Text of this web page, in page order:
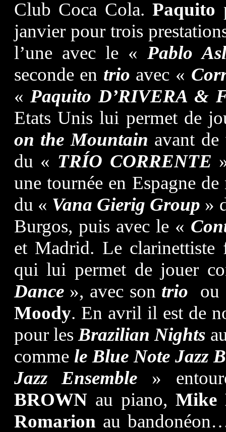
Club Coca Cola.Paquito
janvier pour trois
l’une avec le « Pablo
seconde en trio avec «
«Paquito D’RIVERA &
Etats Unis lui permet de
on the Mountain avant
du « TRÍO CORRENTE
une tournée en Espagne
du « Vana Gierig Group »
Burgos, puis avec le «
et Madrid. Le clarinettiste
qui lui permet de jouer
Dance», avec son trio ou
Moody. En avril il est de
pour lesBrazilian Nights
comme le Blue Note Jazz
Jazz Ensemble »
BROWNau piano, Mike
Romarion au